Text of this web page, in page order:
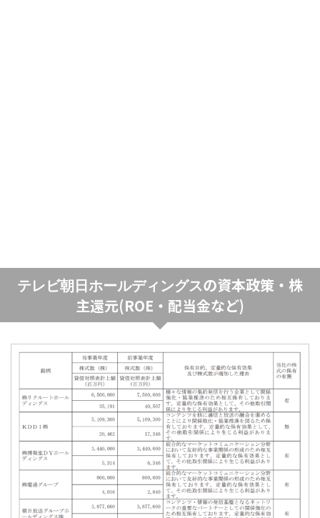
テレビ朝日ホールディングスの資本政策・株
主還元(ROE・配当金など)